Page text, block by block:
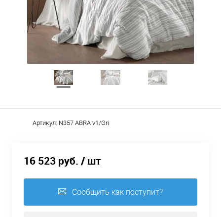
Артикул: N357 ABRA v1/Gri
16 523 руб. / шт
Сообщить как поступит?